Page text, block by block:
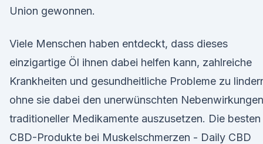
Union gewonnen.
Viele Menschen haben entdeckt, dass dieses
einzigartige Öl ihnen dabei helfen kann, zahlreiche
Krankheiten und gesundheitliche Probleme zu
ohne sie dabei den unerwünschten Nebenwirkungen
traditioneller Medikamente auszusetzen. Die besten
CBD-Produkte bei Muskelschmerzen - Daily CBD